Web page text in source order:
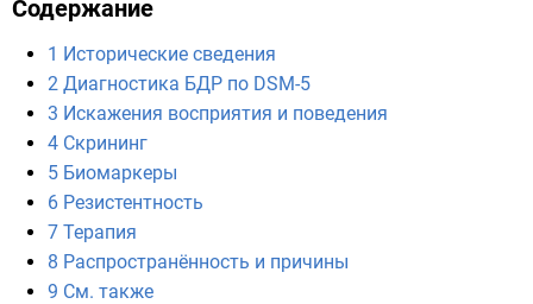
Содержание
1 Исторические сведения
2 Диагностика БДР по DSM-5
3 Искажения восприятия и поведения
4 Скрининг
5 Биомаркеры
6 Резистентность
7 Терапия
8 Распространённость и причины
9 См. также